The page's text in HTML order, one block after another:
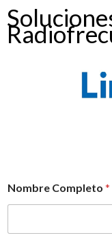
Nombre Completo *